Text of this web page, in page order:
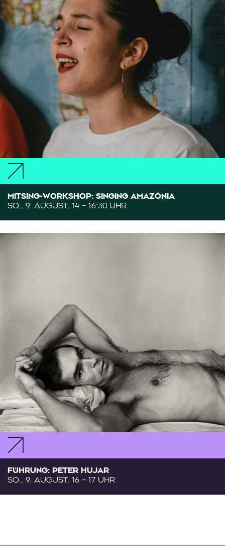
MITSING-WORKSHOP: SINGING AMAZÔNIA
SO., 9. AUGUST, 14 – 16:30 UHR
FÜHRUNG: PETER HUJAR
SO., 9. AUGUST, 16 – 17 UHR